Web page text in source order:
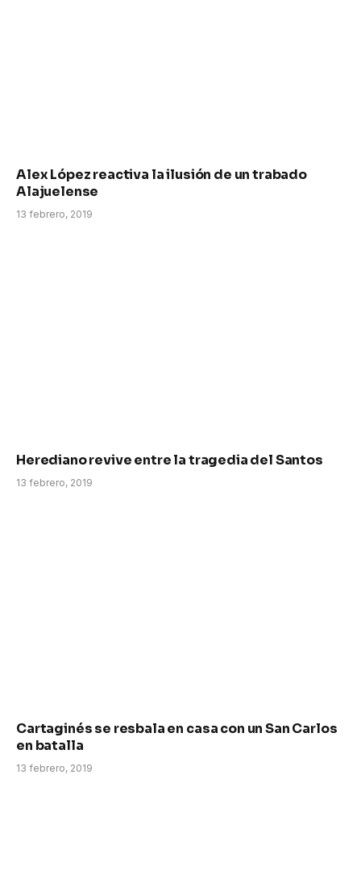
Alex López reactiva la ilusión de un trabado
Alajuelense
13 febrero, 2019
Herediano revive entre la tragedia del Santos
13 febrero, 2019
Cartaginés se resbala en casa con un San Carlos
en batalla
13 febrero, 2019